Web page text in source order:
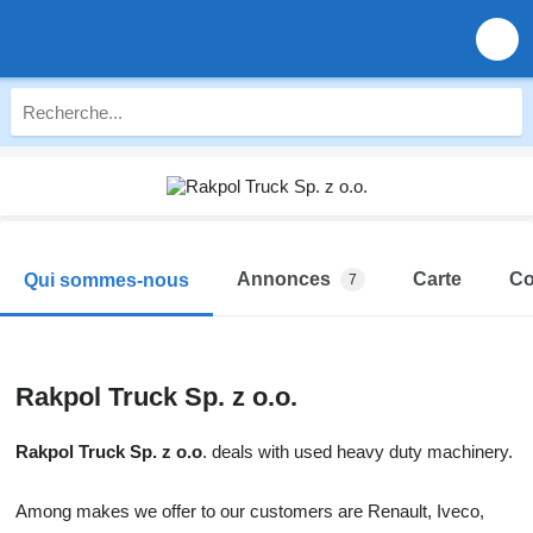
Qui sommes-nous Annonces 7 Carte
Rakpol Truck Sp. z o.o.
Rakpol Truck Sp. z o.o. deals with used heavy duty machinery.
Among makes we offer to our customers are Renault, Iveco,